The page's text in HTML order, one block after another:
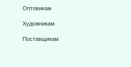
Оптовикам
Художникам
Поставщикам